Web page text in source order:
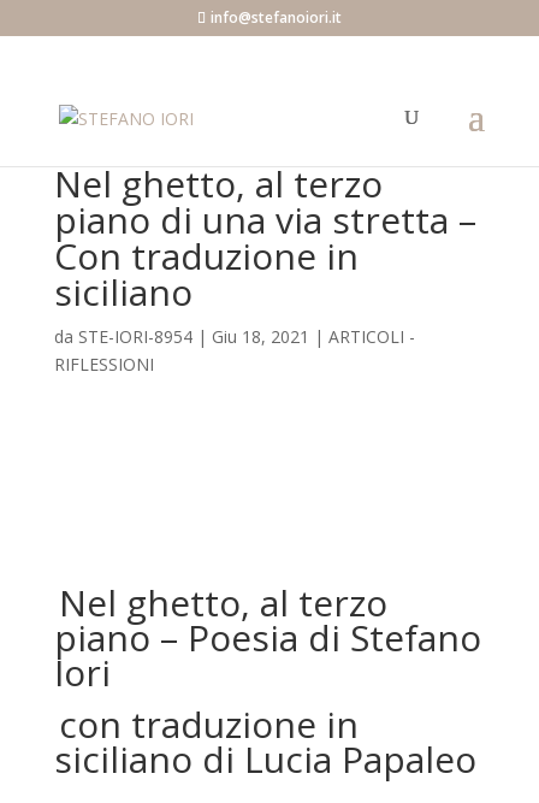
info@stefanoiori.it
Nel ghetto, al terzo
piano di una via stretta –
Con traduzione in
siciliano
da STE-IORI-8954| Giu 18, 2021 | ARTICOLI -
RIFLESSIONI
Nel ghetto, al terzo
piano – Poesia di Stefano
Iori
con traduzione in
siciliano di Lucia Papaleo